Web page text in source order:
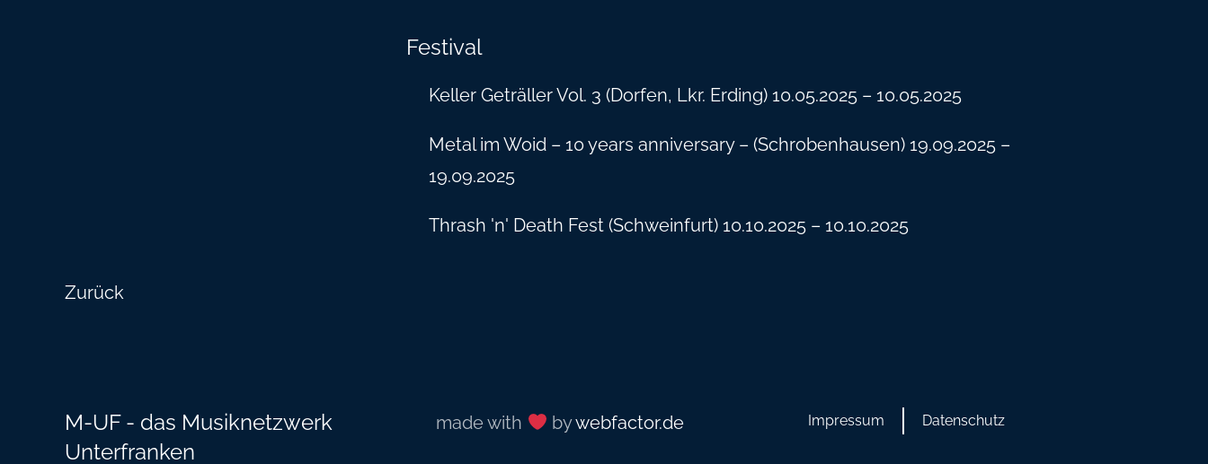
Festival
Keller Geträller Vol. 3 (Dorfen, Lkr. Erding) 10.05.2025 – 10.05.2025
Metal im Woid – 10 years anniversary – (Schrobenhausen) 19.09.2025 –
19.09.2025
Thrash 'n' Death Fest (Schweinfurt) 10.10.2025 – 10.10.2025
Zurück
M-UF - das Musiknetzwerk
Unterfranken
made with bywebfactor.de Impressum Datenschutz